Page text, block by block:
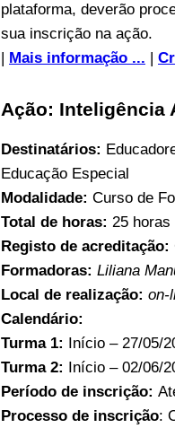
plataforma, deverão
sua inscrição na ação.
| Mais informação ... |
Ação: Inteligência
Destinatários:
Educação Especial
Modalidade: Curso de
Total de horas: 25 horas
Registo de acreditação:
Formadoras: Liliana
Local de realização: on-
Calendário:
Turma 1: Início – 27/05/
Turma 2: Início – 02/06/
Período de inscrição:
Processo de inscrição: